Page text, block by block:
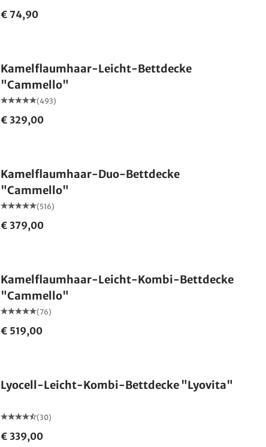
€ 74,90
Kamelflaumhaar-Leicht-Bettdecke
"Cammello"
(493)
€ 329,00
Kamelflaumhaar-Duo-Bettdecke
"Cammello"
(516)
€ 379,00
Kamelflaumhaar-Leicht-Kombi-Bettdecke
"Cammello"
(76)
€ 519,00
Lyocell-Leicht-Kombi-Bettdecke "Lyovita"
(30)
€ 339,00